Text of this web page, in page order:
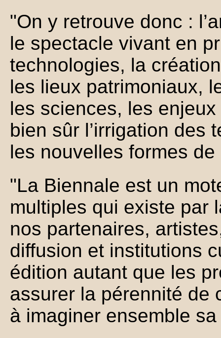
"On y retrouve donc :
le spectacle vivant en
technologies, la
les lieux patrimoniaux,
les sciences, les
bien sûr l’irrigation des
les nouvelles formes
"La Biennale est un
multiples qui existe par
nos partenaires,
diffusion et institutions
édition autant que les
assurer la pérennité de
à imaginer ensemble